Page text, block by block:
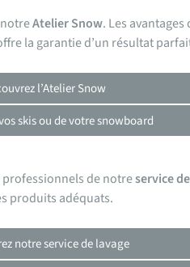
Atelier Snow. Les avantages
la garantie d’un résultat
l’Atelier Snow
skis ou de votre snowboard
professionnels de notreservice
produits adéquats.
notre service de lavage